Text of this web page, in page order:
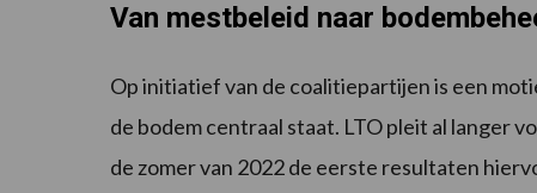
Van mestbeleid naar
Op initiatief van de coalitiepartijen is een
de bodem centraal staat. LTO pleit al langer
de zomer van 2022 de eerste resultaten